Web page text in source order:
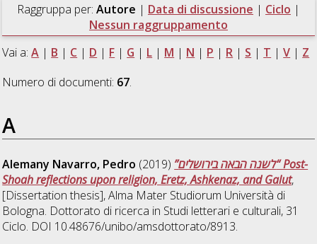
Raggruppa per: Autore | Data di discussione | Ciclo |
Nessun raggruppamento
Vai a:A | B | C | D | F | G | L | M | N | P | R | S | T |V | Z
Numero di documenti: 67.
A
Alemany Navarro, Pedro (2019) ”לשנה הבאה בירושלים“ Post-
Shoah reflections upon religion, Eretz, Ashkenaz, and Galut,
[Dissertation thesis], Alma Mater Studiorum Università di
Bologna. Dottorato di ricerca in Studi letterari e culturali, 31
Ciclo. DOI 10.48676/unibo/amsdottorato/8913.